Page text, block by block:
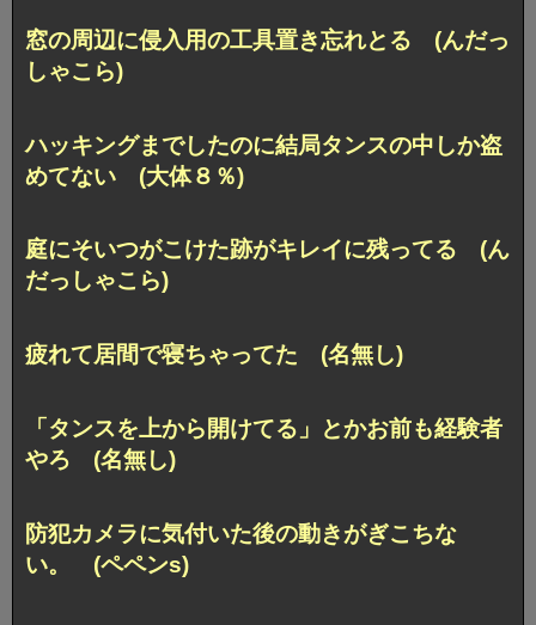
窓の周辺に侵入用の工具置き忘れとる (んだっ
しゃこら)
ハッキングまでしたのに結局タンスの中しか盗
めてない (大体８％)
庭にそいつがこけた跡がキレイに残ってる (ん
だっしゃこら)
疲れて居間で寝ちゃってた (名無し)
「タンスを上から開けてる」とかお前も経験者
やろ (名無し)
防犯カメラに気付いた後の動きがぎこちな
い。 (ペペンs)